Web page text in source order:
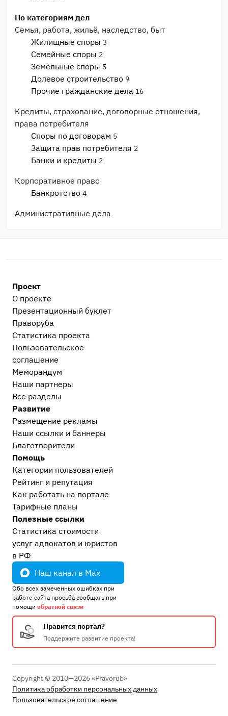
По категориям дел
Семья, работа, жильё, наследство, быт
Жилищные споры 3
Семейные споры 2
Земельные споры 5
Долевое строительство 9
Прочие гражданские дела 16
Кредиты, страхование, договорные отношения,
права потребителя
Споры по договорам 5
Защита прав потребителя 2
Банки и кредиты 2
Корпоративное право
Банкротство 4
Административные дела
После приговора или решения суда
Исполнительное производство
Прочее
Остальные дела, не вошедшие в другие
категории 1
Проект
О проекте
Презентационный букл​ет
Праворуба
Статистика проекта
Пользовательское
соглашение
Меморандум
Наши партнеры
Все разделы
Развитие
Размещение рекламы
Наши ссылки и баннеры
Благотворители
Помощь
Категории пользователей
Рейтинг и репутация
Как работать на портале
Тарифные планы
Полезные ссылки
Статистика стоимости
услуг адвокатов и юристов
в РФ
Наш канал в Max
Обо всех замеченных ошибках при
работе сайта просьба сообщать при
помощи обратной связи
Нравится портал?
Поддержите развитие проекта!
Copyright © 2010—2026 «Pravorub»
Политика обработки персональных данных
Пользовательское соглашение